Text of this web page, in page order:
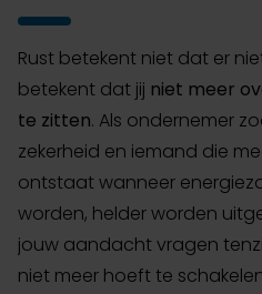
Rust betekent niet dat er
betekent dat jij niet meer
te zitten. Als ondernemer
zekerheid en iemand die
ontstaat wanneer
worden, helder worden
jouw aandacht vragen
niet meer hoeft te